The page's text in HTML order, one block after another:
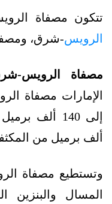
تتكون مصفاة
الرويس-شرق،
مصفاة الرويس-
الإمارات مصفاة
ألف برميل من
وتستطيع مصفاة
المسال